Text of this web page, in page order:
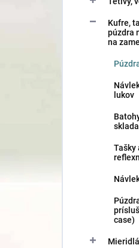
Kufre,
púzdra
na
lukov
Tašky
case)